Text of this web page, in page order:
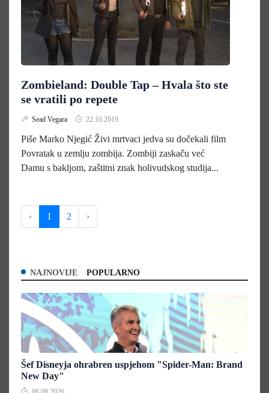
Zombieland: Double Tap – Hvala što ste
se vratili po repete
Sead Vegara 22.10.2019.
Piše Marko Njegić Živi mrtvaci jedva su dočekali film
Povratak u zemlju zombija. Zombiji zaskaču već
Damu s bakljom, zaštitni znak holivudskog studija...
‹ 1 2 ›
NAJNOVIJE POPULARNO
Šef Disneyja ohrabren uspjehom "Spider-Man: Brand
New Day"